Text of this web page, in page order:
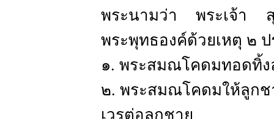
พระนามว่า พระเจ้า
พระพุทธองค์ด้วยเหตุ ๒
๑. พระสมณโคดมทอดทิ้ง
๒. พระสมณโคดมให้ลูกช
เวรต่อลูกชาย